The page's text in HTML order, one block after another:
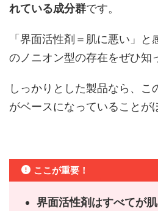
れている成分群です。
「界面活性剤＝肌に悪い」
のノニオン型の存在をぜひ知
しっかりとした製品なら、こ
がベースになっていることが
ここが重要！
界面活性剤はすべてが